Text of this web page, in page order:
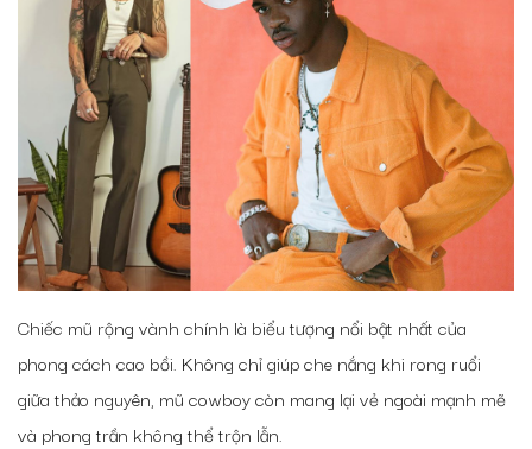
Chiếc mũ rộng vành chính là biểu tượng nổi bật nhất của
phong cách cao bồi. Không chỉ giúp che nắng khi rong ruổi
giữa thảo nguyên, mũ cowboy còn mang lại vẻ ngoài mạnh mẽ
và phong trần không thể trộn lẫn.